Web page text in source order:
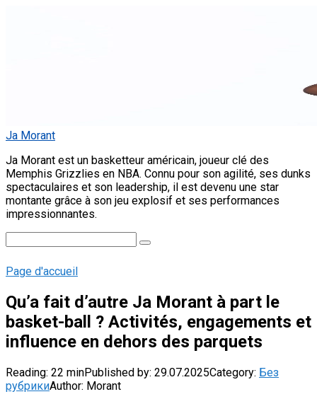
Ja Morant
Ja Morant est un basketteur américain, joueur clé des
Memphis Grizzlies en NBA. Connu pour son agilité, ses dunks
spectaculaires et son leadership, il est devenu une star
montante grâce à son jeu explosif et ses performances
impressionnantes.
Page d'accueil
Qu’a fait d’autre Ja Morant à part le
basket-ball ? Activités, engagements et
influence en dehors des parquets
Reading: 22 minPublished by: 29.07.2025Category: Без
рубрикиAuthor: Morant